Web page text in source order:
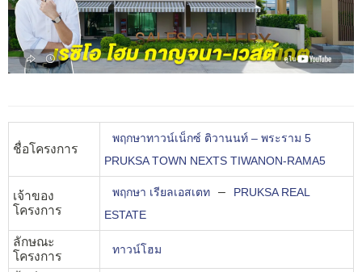
ชื่อโครงการ
พฤกษาทาวน์เน็กซ์ ติวานนท์ – พระราม 5
PRUKSA TOWN NEXTS TIWANON-RAMA5
เจ้าของ
โครงการ
พฤกษา เรียลเอสเตท –
PRUKSA REAL
ESTATE
ลักษณะ
โครงการ
ทาวน์โฮม